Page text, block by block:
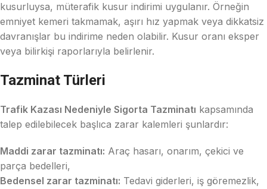
kusurluysa, müterafik kusur indirimi uygulanır. Örneğin
emniyet kemeri takmamak, aşırı hız yapmak veya dikkatsiz
davranışlar bu indirime neden olabilir. Kusur oranı eksper
veya bilirkişi raporlarıyla belirlenir.
Tazminat Türleri
Trafik Kazası Nedeniyle Sigorta Tazminatı kapsamında
talep edilebilecek başlıca zarar kalemleri şunlardır:
Maddi zarar tazminatı: Araç hasarı, onarım, çekici ve
parça bedelleri,
Bedensel zarar tazminatı: Tedavi giderleri, iş göremezlik,